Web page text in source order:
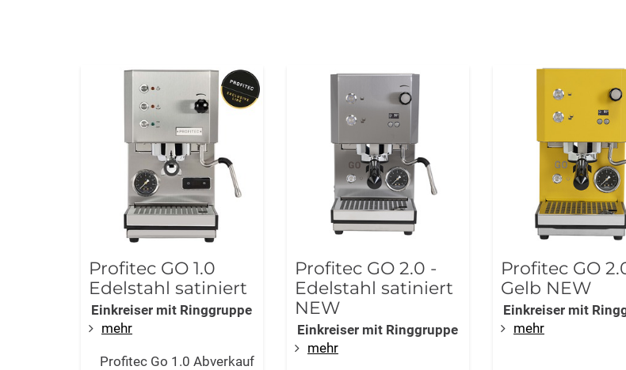
Profitec GO 1.0
Edelstahl satiniert
Einkreiser mit Ringgruppe
mehr
Profitec Go 1.0 Abverkauf
Profitec GO 2.0 -
Edelstahl satiniert
NEW
Einkreiser mit Ringgruppe
mehr
Profitec GO
Gelb NEW
Einkreiser mit
mehr